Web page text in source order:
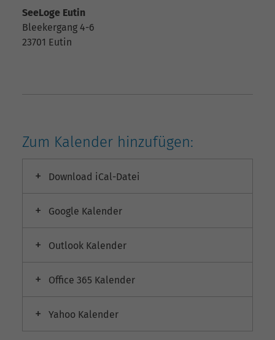
SeeLoge Eutin
Bleekergang 4-6
23701 Eutin
Zum Kalender hinzufügen:
Download iCal-Datei
Google Kalender
Outlook Kalender
Office 365 Kalender
Yahoo Kalender